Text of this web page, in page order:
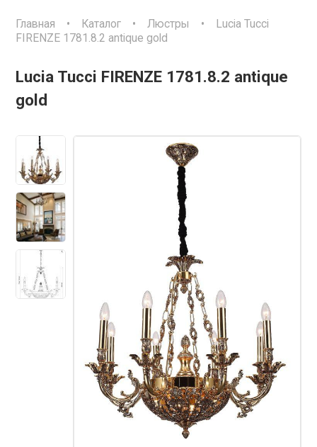
Главная • Каталог •Люстры •
Lucia Tucci
FIRENZE 1781.8.2 antique gold
Lucia Tucci FIRENZE 1781.8.2 antique
gold